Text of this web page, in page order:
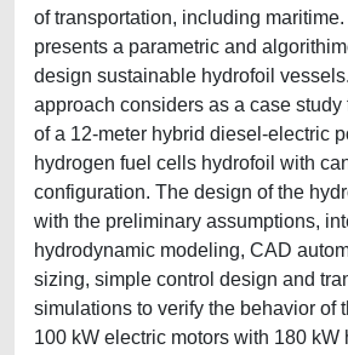
of transportation, including
presents a parametric and
design sustainable hydrofoil
approach considers as a case
of a 12-meter hybrid diesel-electric
hydrogen fuel cells hydrofoil with
configuration. The design of the
with the preliminary assumptions,
hydrodynamic modeling, CAD
sizing, simple control design and
simulations to verify the behavior of
100 kW electric motors with 180 kW